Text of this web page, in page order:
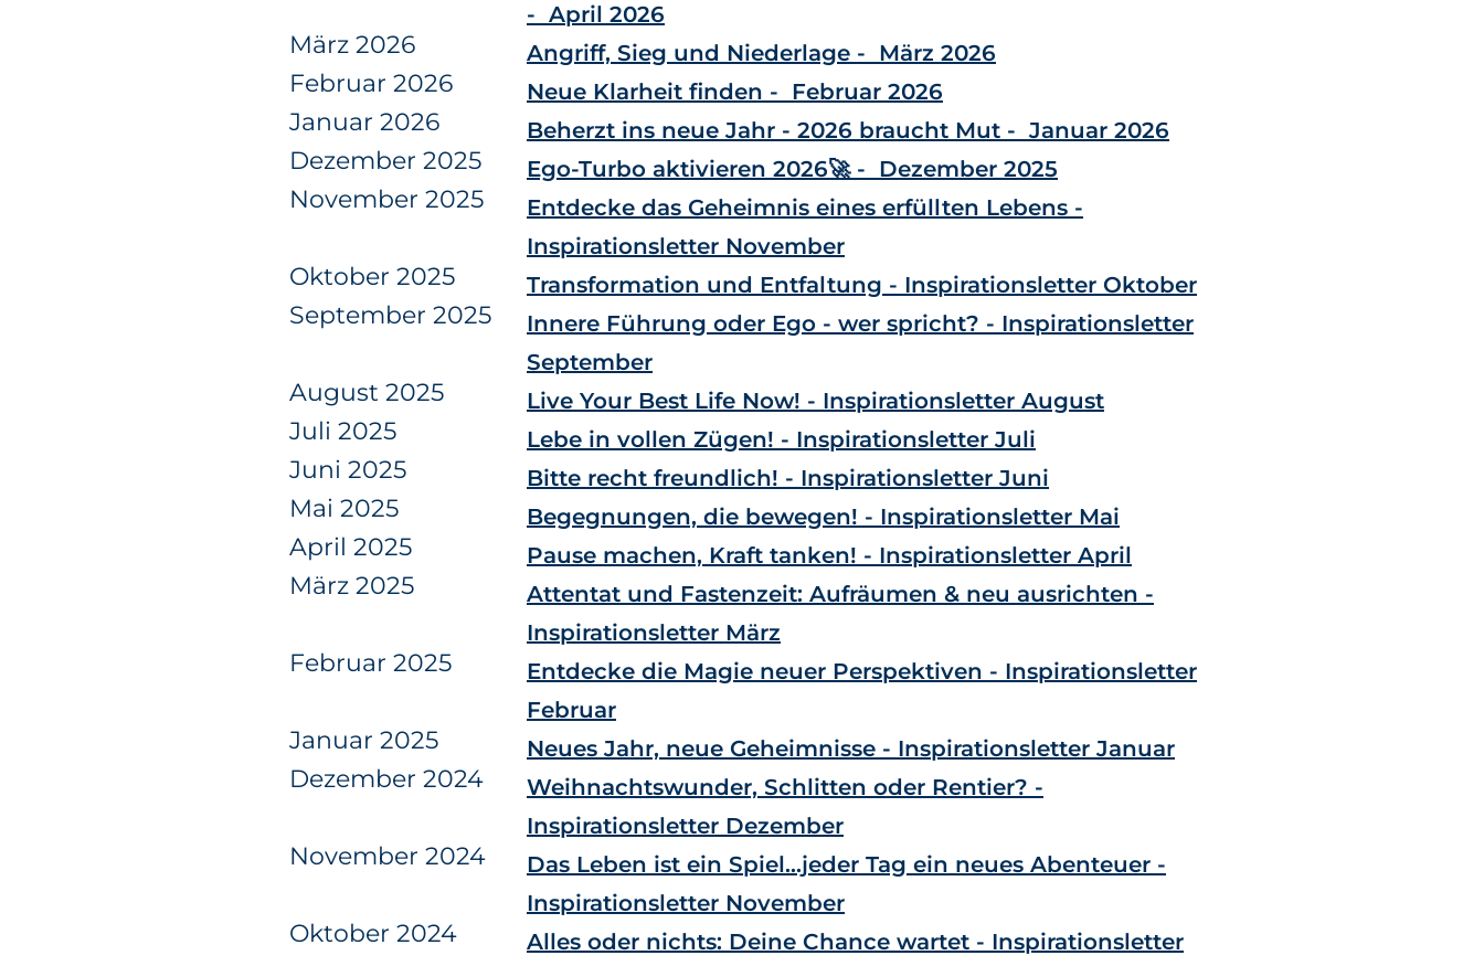
- April 2026
März 2026 Angriff, Sieg und Niederlage - März 2026
Februar 2026 Neue Klarheit finden - Februar 2026
Januar 2026 Beherzt ins neue Jahr - 2026 braucht Mut - Januar 2026
Dezember 2025 Ego-Turbo aktivieren 2026🚀 - Dezember 2025
November 2025
Entdecke das Geheimnis eines erfüllten Lebens -
Inspirationsletter November
Oktober 2025 Transformation und Entfaltung - Inspirationsletter Oktober
September 2025
Innere Führung oder Ego - wer spricht? - Inspirationsletter
September
August 2025 Live Your Best Life Now! - Inspirationsletter August
Juli 2025 Lebe in vollen Zügen! - Inspirationsletter Juli
Juni 2025 Bitte recht freundlich! - Inspirationsletter Juni
Mai 2025 Begegnungen, die bewegen! - Inspirationsletter Mai
April 2025 Pause machen, Kraft tanken! - Inspirationsletter April
März 2025
Attentat und Fastenzeit: Aufräumen & neu ausrichten -
Inspirationsletter März
Februar 2025
Entdecke die Magie neuer Perspektiven - Inspirationsletter
Februar
Januar 2025 Neues Jahr, neue Geheimnisse - Inspirationsletter Januar
Dezember 2024
Weihnachtswunder, Schlitten oder Rentier? -
Inspirationsletter Dezember
November 2024
Das Leben ist ein Spiel...jeder Tag ein neues Abenteuer -
Inspirationsletter November
Oktober 2024
Alles oder nichts: Deine Chance wartet - Inspirationsletter